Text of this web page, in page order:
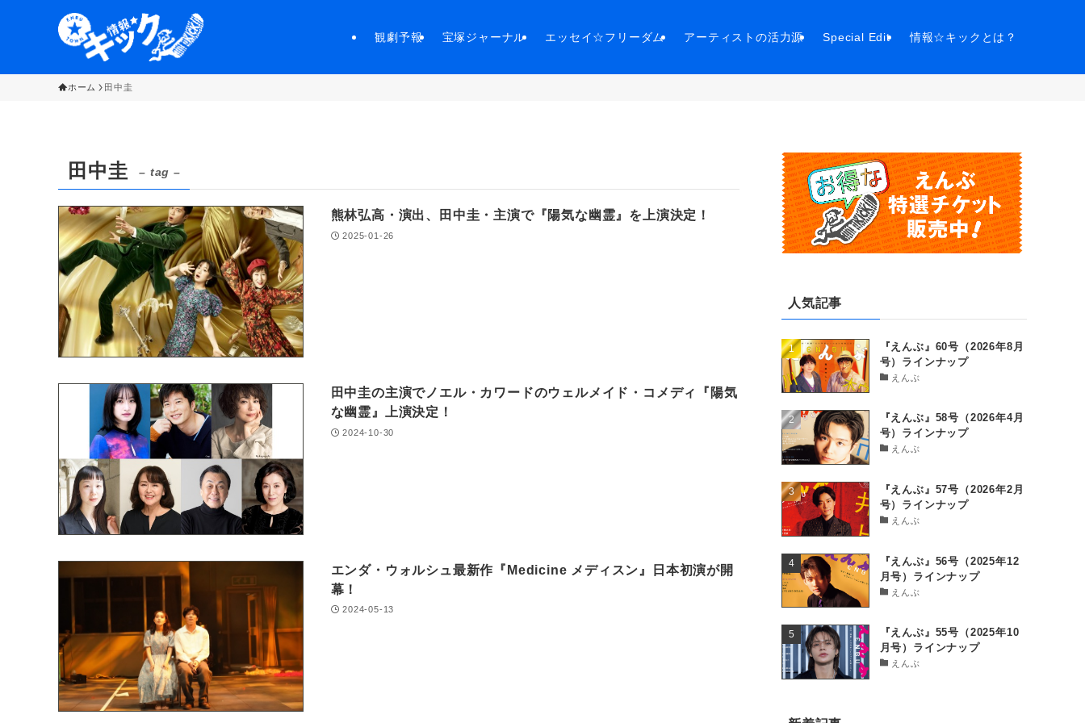
観劇予報 宝塚ジャーナル エッセイ☆フリーダム アーティストの活力源 Special Edit 情報☆キックとは？
ホーム 田中圭
田中圭 – tag –
熊林弘高・演出、田中圭・主演で『陽気な幽霊』を上演決定！
2025-01-26
田中圭の主演でノエル・カワードのウェルメイド・コメディ『陽気
な幽霊』上演決定！
2024-10-30
エンダ・ウォルシュ最新作『Medicine メディスン』日本初演が開
幕！
2024-05-13
人気記事
『えんぶ』60号（2026年8月
号）ラインナップ
えんぶ
『えんぶ』58号（2026年4月
号）ラインナップ
えんぶ
『えんぶ』57号（2026年2月
号）ラインナップ
えんぶ
『えんぶ』56号（2025年12
月号）ラインナップ
えんぶ
『えんぶ』55号（2025年10
月号）ラインナップ
えんぶ